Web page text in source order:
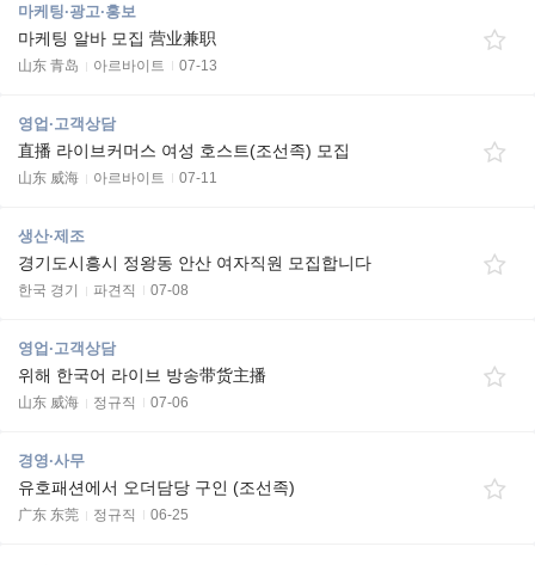
마케팅·광고·홍보
마케팅 알바 모집 营业兼职
山东 青岛 아르바이트 07-13
영업·고객상담
直播 라이브커머스 여성 호스트(조선족) 모집
山东 威海 아르바이트 07-11
생산·제조
경기도시흥시 정왕동 안산 여자직원 모집합니다
한국 경기 파견직 07-08
영업·고객상담
위해 한국어 라이브 방송带货主播
山东 威海 정규직 07-06
경영·사무
유호패션에서 오더담당 구인 (조선족)
广东 东莞 정규직 06-25